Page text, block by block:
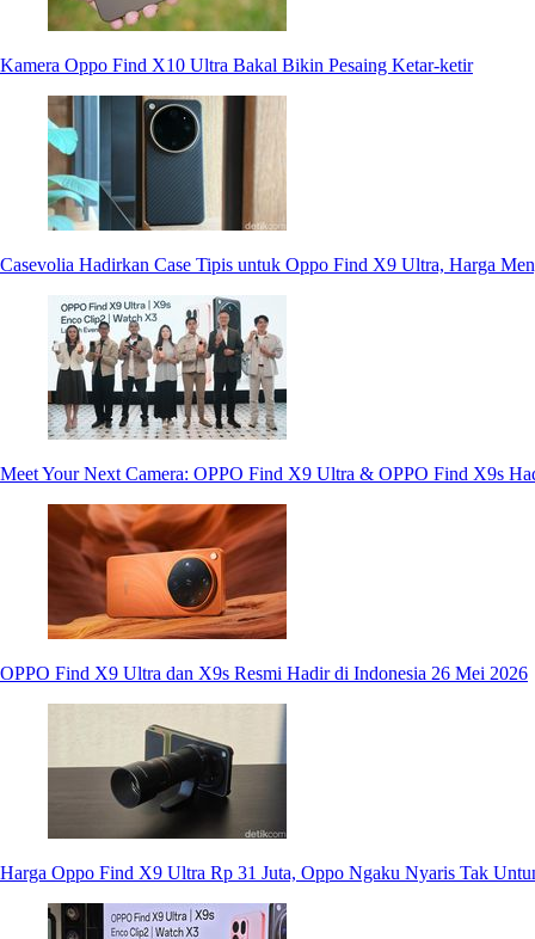
Kamera Oppo Find X10 Ultra Bakal Bikin Pesaing Ketar-ketir
Casevolia Hadirkan Case Tipis untuk Oppo Find X9 Ultra, Harga
Meet Your Next Camera: OPPO Find X9 Ultra & OPPO Find X9s
OPPO Find X9 Ultra dan X9s Resmi Hadir di Indonesia 26 Mei 2026
Harga Oppo Find X9 Ultra Rp 31 Juta, Oppo Ngaku Nyaris Tak